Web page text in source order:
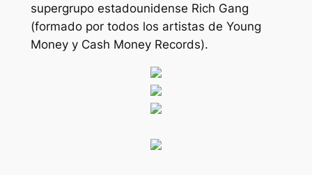
supergrupo estadounidense Rich Gang
(formado por todos los artistas de Young
Money y Cash Money Records).